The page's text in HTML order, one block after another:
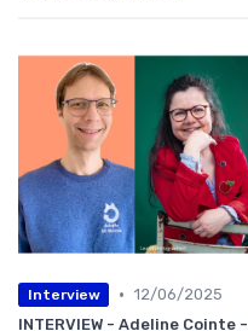
Interview • 12/06/2025
INTERVIEW - Adeline Cointe -